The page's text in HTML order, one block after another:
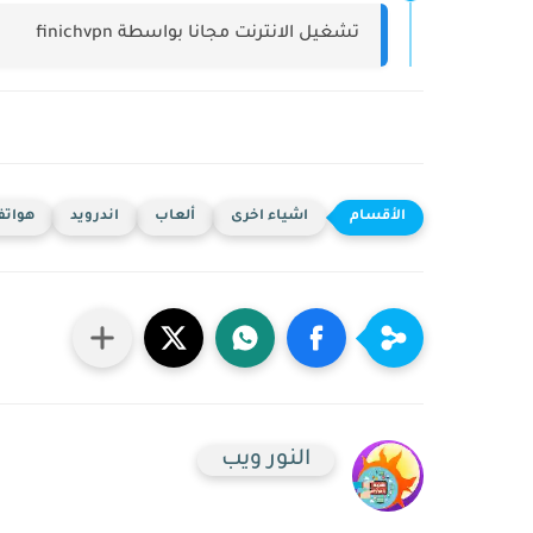
تشغيل الانترنت مجانا بواسطة finichvpn
اشياء اخرى ألعاب اندرويد
النور ويب